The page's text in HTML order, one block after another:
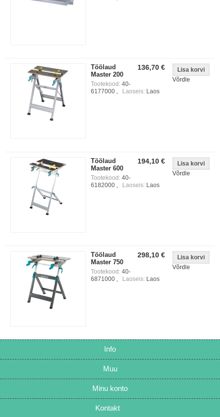
Võrdle
136,70 €
Töölaud
Master 200
Tootekood: 40-
6177000 , Laoseis: Laos
Võrdle
194,10 €
Töölaud
Master 600
Tootekood: 40-
6182000 , Laoseis: Laos
Võrdle
298,10 €
Töölaud
Master 750
Tootekood: 40-
6871000 , Laoseis: Laos
Info
Muu
Minu konto
Kontakt